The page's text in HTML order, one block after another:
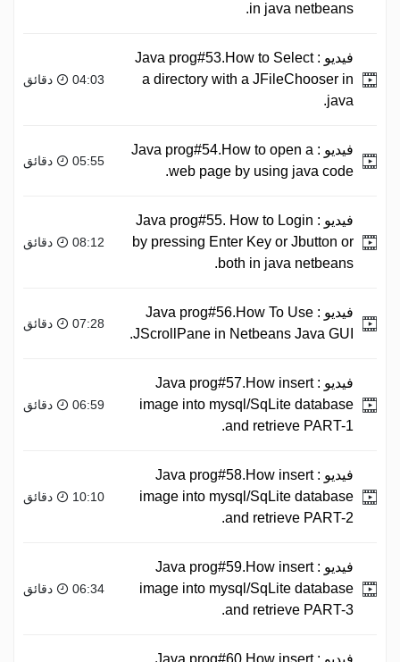
in java netbeans.
فيديو : Java prog#53.How to Select
a directory with a JFileChooser in
java.
04:03 دقائق
فيديو : Java prog#54.How to open a
web page by using java code.
05:55 دقائق
فيديو : Java prog#55. How to Login
by pressing Enter Key or Jbutton or
both in java netbeans.
08:12 دقائق
فيديو : Java prog#56.How To Use
JScrollPane in Netbeans Java GUI.
07:28 دقائق
فيديو : Java prog#57.How insert
image into mysql/SqLite database
and retrieve PART-1.
06:59 دقائق
فيديو : Java prog#58.How insert
image into mysql/SqLite database
and retrieve PART-2.
10:10 دقائق
فيديو : Java prog#59.How insert
image into mysql/SqLite database
and retrieve PART-3.
06:34 دقائق
فيديو : Java prog#60.How insert